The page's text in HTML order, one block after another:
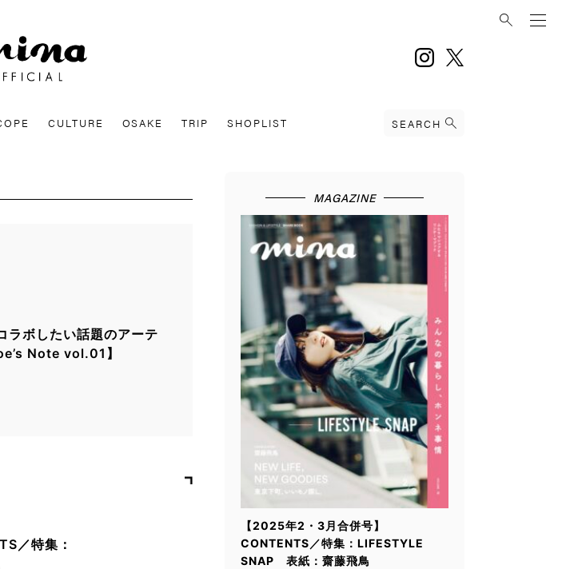
instagram
CULTURE OSAKE TRIP SHOPLIST SEARCH
ボしたい話題のアーテ
Note vol.01】
／特集：
MAGAZINE
【2025年2・3月合併号】
CONTENTS／特集：LIFESTYLE
SNAP 表紙：齋藤飛鳥